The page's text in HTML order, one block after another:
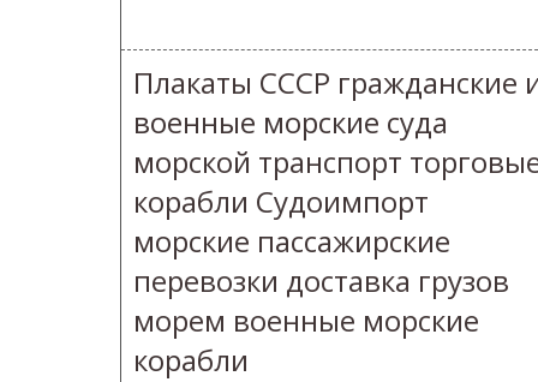
Плакаты СССР гражданские
военные морские суда
морской транспорт
корабли Судоимпорт
морские пассажирские
перевозки доставка грузов
морем военные морские
корабли